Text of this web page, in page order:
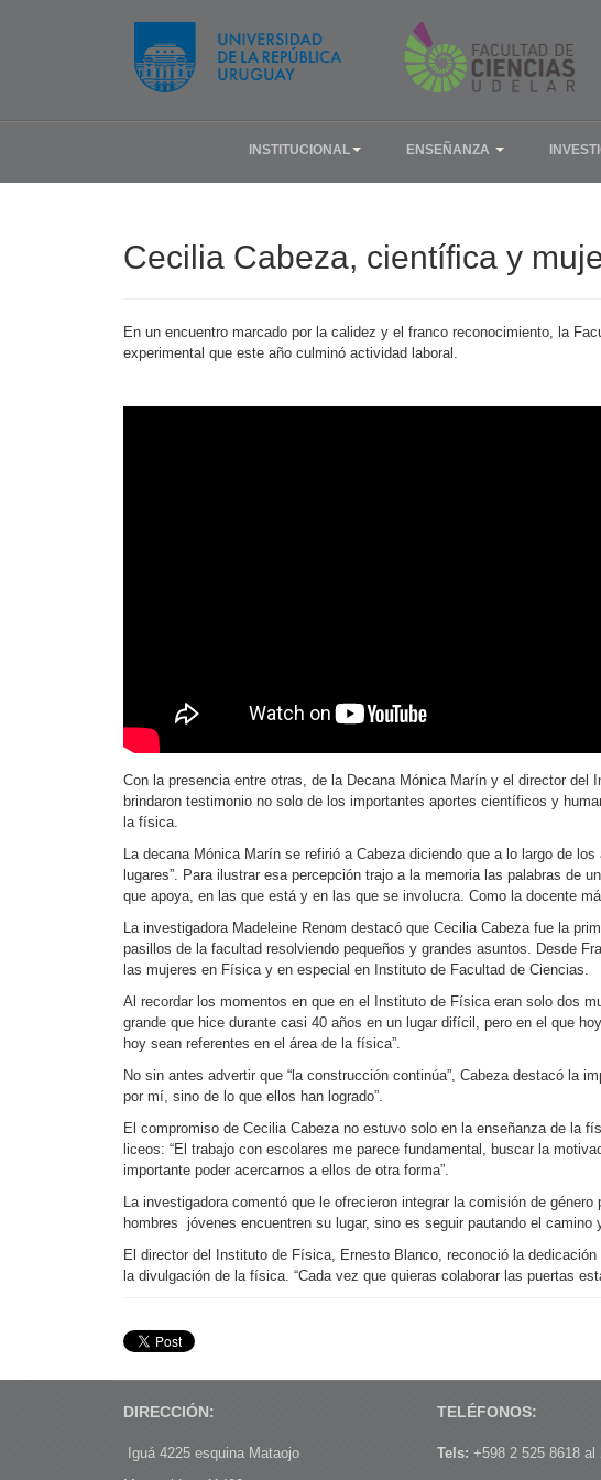
INSTITUCIONAL ENSEÑANZA
Cecilia Cabeza, científica y
En un encuentro marcado por la calidez y el franco reconocimiento, la
experimental que este año culminó actividad laboral.
Con la presencia entre otras, de la Decana Mónica Marín y el director
brindaron testimonio no solo de los importantes aportes científicos y
la física.
La decana Mónica Marín se refirió a Cabeza diciendo que a lo largo de
lugares”. Para ilustrar esa percepción trajo a la memoria las palabras de
que apoya, en las que está y en las que se involucra. Como la docente
La investigadora Madeleine Renom destacó que Cecilia Cabeza fue la
pasillos de la facultad resolviendo pequeños y grandes asuntos. Desde
las mujeres en Física y en especial en Instituto de Facultad de Ciencias.
Al recordar los momentos en que en el Instituto de Física eran solo dos
grande que hice durante casi 40 años en un lugar difícil, pero en el que
hoy sean referentes en el área de la física”.
No sin antes advertir que “la construcción continúa”, Cabeza destacó la
por mí, sino de lo que ellos han logrado”.
El compromiso de Cecilia Cabeza no estuvo solo en la enseñanza de la
liceos: “El trabajo con escolares me parece fundamental, buscar la
importante poder acercarnos a ellos de otra forma”.
La investigadora comentó que le ofrecieron integrar la comisión de
hombres jóvenes encuentren su lugar, sino es seguir pautando el camino
El director del Instituto de Física, Ernesto Blanco, reconoció la
la divulgación de la física. “Cada vez que quieras colaborar las puertas
DIRECCIÓN:
Iguá 4225 esquina Mataojo
TELÉFONOS:
Tels: +598 2 525 8618 al